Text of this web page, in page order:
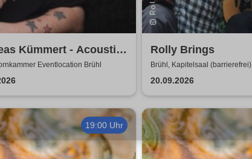
Kümmert - Acoustic
Eventlocation Brühl
Rolly Brings
Brühl, Kapitelsaal (barrierefrei)
20.09.2026
19:00 Uhr